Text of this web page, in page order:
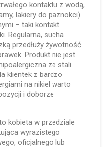
kontaktu z wodą,
lakiery do paznokci)
– taki kontakt
Regularna, sucha
przedłuży żywotność
Produkt nie jest
ze stali
klientek z bardzo
na nikiel warto
i doborze
kobieta w przedziale
wyrazistego
oficjalnego lub